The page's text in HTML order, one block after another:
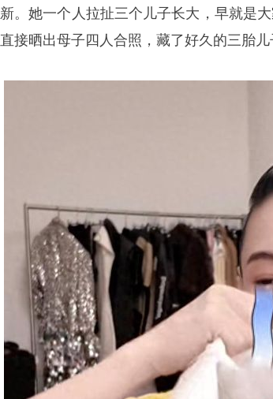
新。她一个人拉扯三个儿子长大，早就是
直接晒出母子四人合照，藏了好久的三胎儿